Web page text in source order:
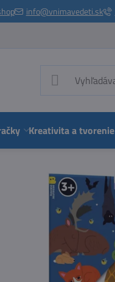
info@vnimavedeti.sk
Kreativita a tvorenie